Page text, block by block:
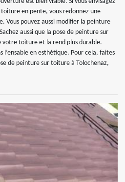
en pente, vous redonnez une
Vous pouvez aussi modifier la peinture
aussi que la pose de peinture sur
toiture et la rend plus durable.
l’ensable en esthétique. Pour cela, faites
de peinture sur toiture à Tolochenaz,